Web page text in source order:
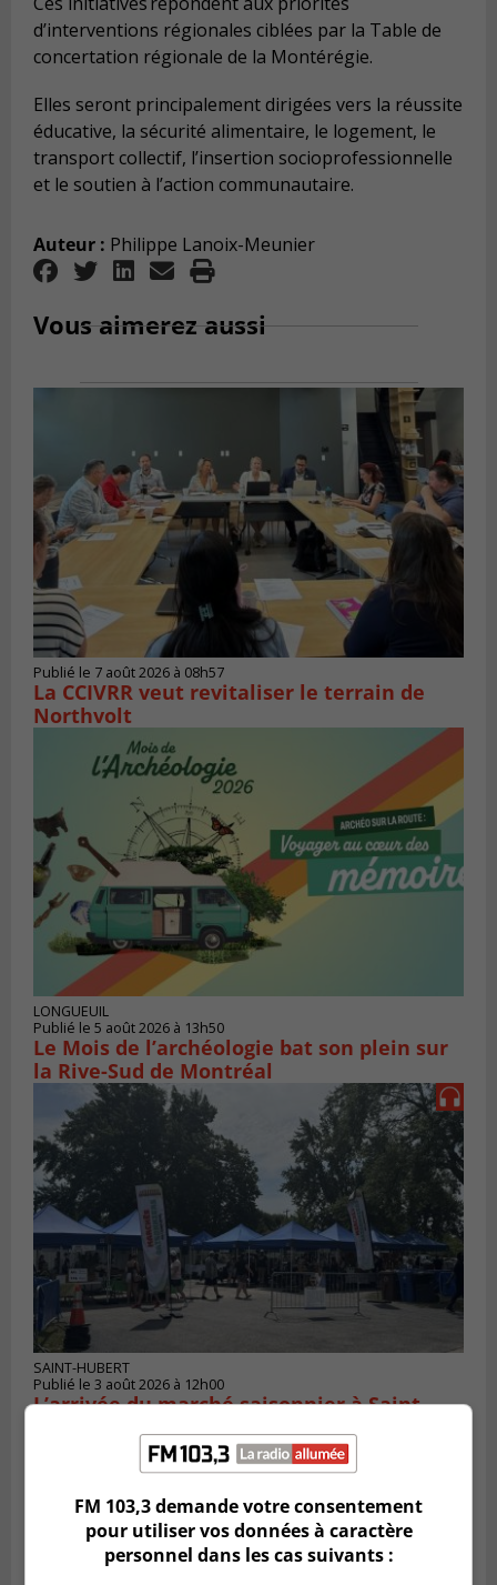
d’interventions régionales ciblées par la Table de
concertation régionale de la Montérégie.
Elles seront principalement dirigées vers la réussite
éducative, la sécurité alimentaire, le logement, le
transport collectif, l’insertion socioprofessionnelle
et le soutien à l’action communautaire.
Auteur : Philippe Lanoix-Meunier
Vous aimerez aussi
Publié le 7 août 2026 à 08h57
La CCIVRR veut revitaliser le terrain de
Northvolt
LONGUEUIL
Publié le 5 août 2026 à 13h50
Le Mois de l’archéologie bat son plein sur
la Rive-Sud de Montréal
SAINT-HUBERT
Publié le 3 août 2026 à 12h00
L’arrivée du marché saisonnier à Saint-
FM 103,3 demande votre consentement
pour utiliser vos données à caractère
personnel dans les cas suivants :